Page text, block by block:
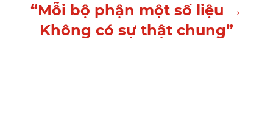
“Mỗi bộ phận một số liệu →
Không có sự thật chung”